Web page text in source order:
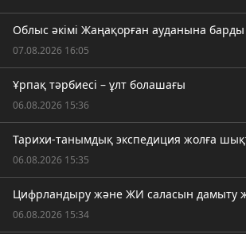
Облыс әкімі Жаңақорған ауданына барды
07.08.2026 16:05
Ұрпақ тәрбиесі – ұлт болашағы
06.08.2026 15:36
Тарихи-танымдық экспедиция жолға
06.08.2026 15:35
Цифрландыру және ЖИ саласын дамыту
06.08.2026 15:34